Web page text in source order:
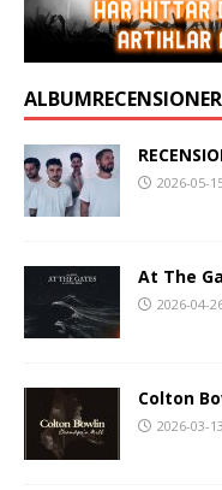
ALBUMRECENSIONER
2026-05-
At The
2026-04-
Colton
2026-03-13